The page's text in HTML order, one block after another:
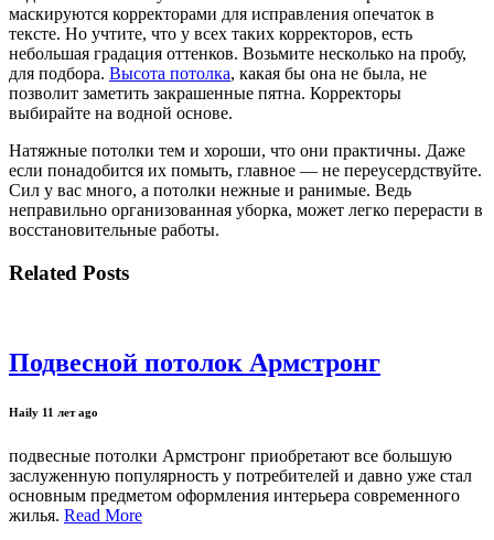
маскируются корректорами для исправления опечаток в
тексте. Но учтите, что у всех таких корректоров, есть
небольшая градация оттенков. Возьмите несколько на пробу,
для подбора. Высота потолка, какая бы она не была, не
позволит заметить закрашенные пятна. Корректоры
выбирайте на водной основе.
Натяжные потолки тем и хороши, что они практичны. Даже
если понадобится их помыть, главное — не переусердствуйте.
Сил у вас много, а потолки нежные и ранимые. Ведь
неправильно организованная уборка, может легко перерасти в
восстановительные работы.
Related Posts
Подвесной потолок Армстронг
Haily 11 лет ago
подвесные потолки Армстронг приобретают все большую
заслуженную популярность у потребителей и давно уже стал
основным предметом оформления интерьера современного
жилья. Read More